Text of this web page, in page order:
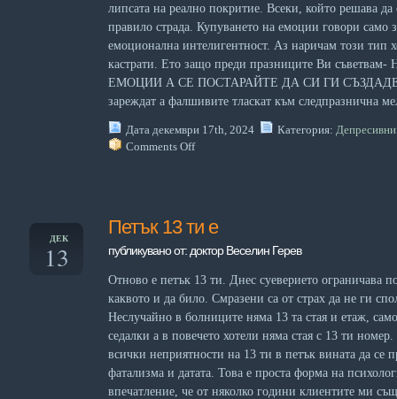
липсата на реално покритие. Всеки, който решава
правило страда. Купуването на емоции говори само
емоционална интелигентност. Аз наричам този тип
кастрати. Ето защо преди празниците Ви
ЕМОЦИИ А СЕ ПОСТАРАЙТЕ ДА СИ ГИ
зареждат а фалшивите тласкат към следпразнична
Дата декември 17th, 2024 Категория:
Comments Off
ДЕК
13
Петък 13 ти е
публикувано от: доктор Веселин Герев
Отново е петък 13 ти. Днес суеверието ограничава
каквото и да било. Смразени са от страх да не ги
Неслучайно в болниците няма 13 та стая и етаж,
седалки а в повечето хотели няма стая с 13 ти
всички неприятности на 13 ти в петък вината да се
фатализма и датата. Това е проста форма на
впечатление, че от няколко години клиентите ми